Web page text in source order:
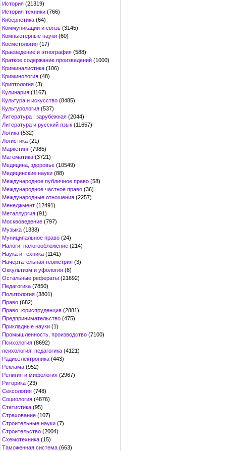
История (21319)
История техники (766)
Кибернетика (64)
Коммуникации и связь (3145)
Компьютерные науки (60)
Косметология (17)
Краеведение и этнография (588)
Краткое содержание произведений (1000)
Криминалистика (106)
Криминология (48)
Криптология (3)
Кулинария (1167)
Культура и искусство (8485)
Культурология (537)
Литература : зарубежная (2044)
Литература и русский язык (11657)
Логика (532)
Логистика (21)
Маркетинг (7985)
Математика (3721)
Медицина, здоровье (10549)
Медицинские науки (88)
Международное публичное право (58)
Международное частное право (36)
Международные отношения (2257)
Менеджмент (12491)
Металлургия (91)
Москвоведение (797)
Музыка (1338)
Муниципальное право (24)
Налоги, налогообложение (214)
Наука и техника (1141)
Начертательная геометрия (3)
Оккультизм и уфология (8)
Остальные рефераты (21692)
Педагогика (7850)
Политология (3801)
Право (682)
Право, юриспруденция (2881)
Предпринимательство (475)
Прикладные науки (1)
Промышленность, производство (7100)
Психология (8692)
психология, педагогика (4121)
Радиоэлектроника (443)
Реклама (952)
Религия и мифология (2967)
Риторика (23)
Сексология (748)
Социология (4876)
Статистика (95)
Страхование (107)
Строительные науки (7)
Строительство (2004)
Схемотехника (15)
Таможенная система (663)